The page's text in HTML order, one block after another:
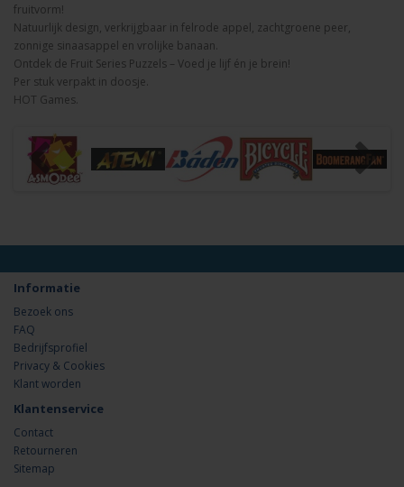
fruitvorm!
Natuurlijk design, verkrijgbaar in felrode appel, zachtgroene peer,
zonnige sinaasappel en vrolijke banaan.
Ontdek de Fruit Series Puzzels – Voed je lijf én je brein!
Per stuk verpakt in doosje.
HOT Games.
Informatie
Bezoek ons
FAQ
Bedrijfsprofiel
Privacy & Cookies
Klant worden
Klantenservice
Contact
Retourneren
Sitemap